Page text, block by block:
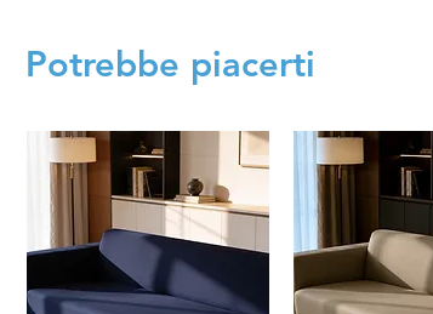
Potrebbe piacerti